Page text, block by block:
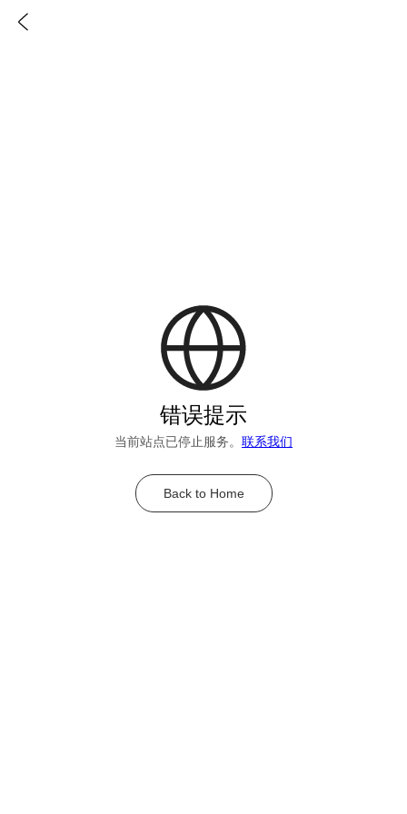
错误提示
当前站点已停止服务。 联系我们
Back to Home